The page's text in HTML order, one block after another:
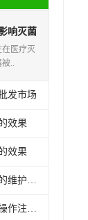
响灭菌
医疗灭
..
发市场
效果
效果
河南环氧乙烷灭菌器的维护和保养
许昌环氧乙烷灭菌器操作注意事项